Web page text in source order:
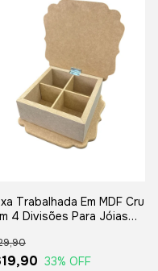
Trabalhada Em MDF Cru
4 Divisões Para Jóias
33% OFF